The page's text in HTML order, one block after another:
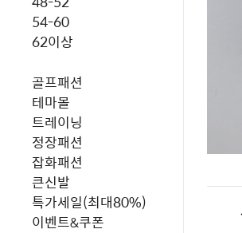
54-60
62이상
골프패션
테마몰
트레이닝
정장패션
잡화패션
큰신발
특가세일(최대80%)
이벤트&쿠폰